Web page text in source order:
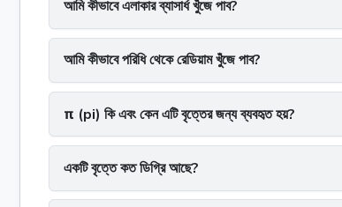
আমি কীভাবে এলাকার ব্যাসার্ধ খুঁজে পাব?
আমি কীভাবে পরিধি থেকে রেডিয়াম খুঁজে পাব?
π (pi) কি এবং কেন এটি বৃত্তের জন্য ব্যবহৃত হয়?
একটি বৃত্তে কত ডিগ্রি আছে?